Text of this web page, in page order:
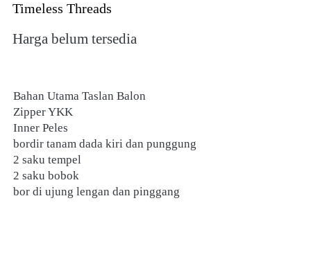
Timeless Threads
Harga belum tersedia
Bahan Utama Taslan Balon
Zipper YKK
Inner Peles
bordir tanam dada kiri dan punggung
2 saku tempel
2 saku bobok
bor di ujung lengan dan pinggang